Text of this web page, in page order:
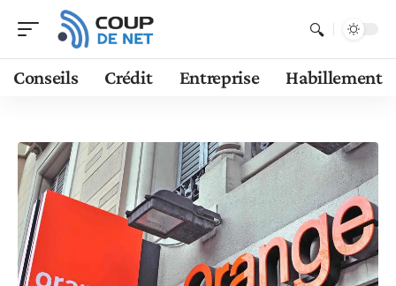
Conseils Crédit Entreprise Habillement